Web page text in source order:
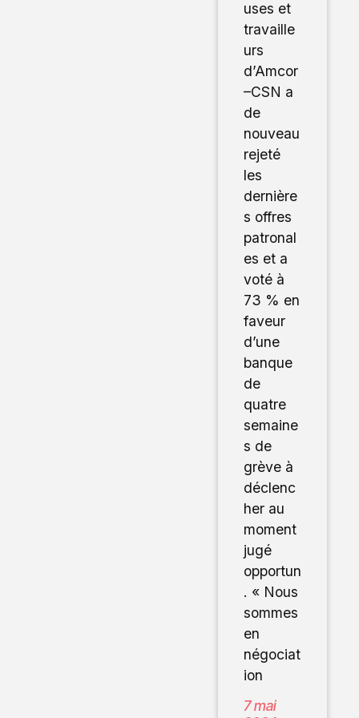
uses et
travaille
urs
d’Amcor
–CSN a
de
nouveau
rejeté
les
dernière
s offres
patronal
es et a
voté à
73 % en
faveur
d’une
banque
de
quatre
semaine
s de
grève à
déclenc
her au
moment
jugé
opportun
. « Nous
sommes
en
négociat
ion
7 mai